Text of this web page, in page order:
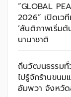
“GLOBAL
2026” เปิดเว
‘สันติภาพเริ่ม
นานาชาติ
ถิ่นวัฒนธรรมทั่
ไปรู้จักร้านขน
อัมพวา จังหวั